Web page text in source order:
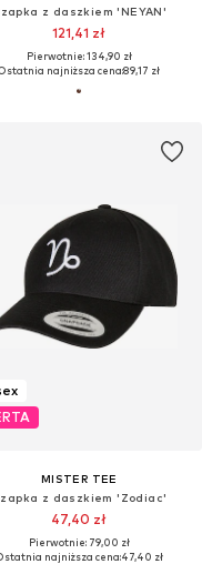
z daszkiem 'NEYAN'
121,41 zł
Pierwotnie: 134,90 zł
najniższa cena:89,17 zł
MISTER TEE
z daszkiem 'Zodiac'
47,40 zł
Pierwotnie: 79,00 zł
najniższa cena:47,40 zł